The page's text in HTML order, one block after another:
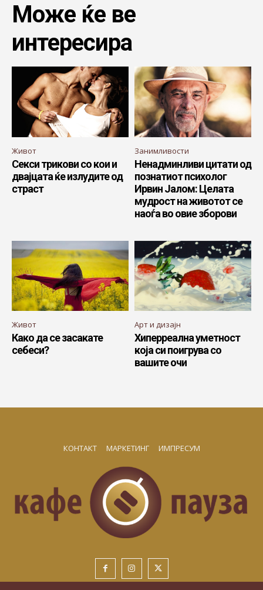
Може ќе ве
интересира
Живот
Секси трикови со кои и
двајцата ќе излудите од
страст
Занимливости
Ненадминливи цитати од
познатиот психолог
Ирвин Јалом: Целата
мудрост на животот се
наоѓа во овие зборови
Живот
Како да се засакате
себеси?
Арт и дизајн
Хиперреална уметност
која си поигрува со
вашите очи
КОНТАКТ МАРКЕТИНГ ИМПРЕСУМ